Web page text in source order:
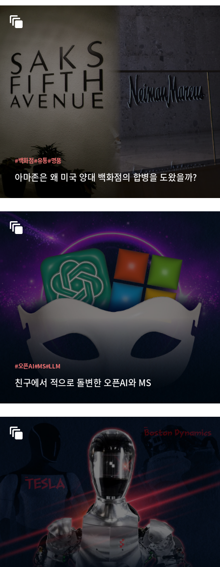
아마존은 왜 미국 양대 백화점의 합병을 도왔을까?
#백화점#유통#명품
친구에서 적으로 돌변한 오픈AI와 MS
#오픈AI#MS#LLM